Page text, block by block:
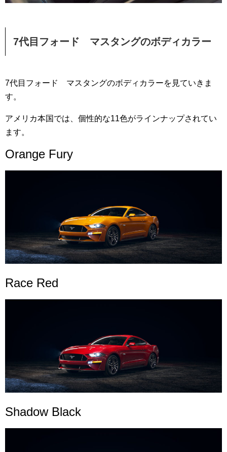
7代目フォード マスタングのボディカラー
7代目フォード マスタングのボディカラーを見ていきま
す。
アメリカ本国では、個性的な11色がラインナップされてい
ます。
Orange Fury
Race Red
Shadow Black